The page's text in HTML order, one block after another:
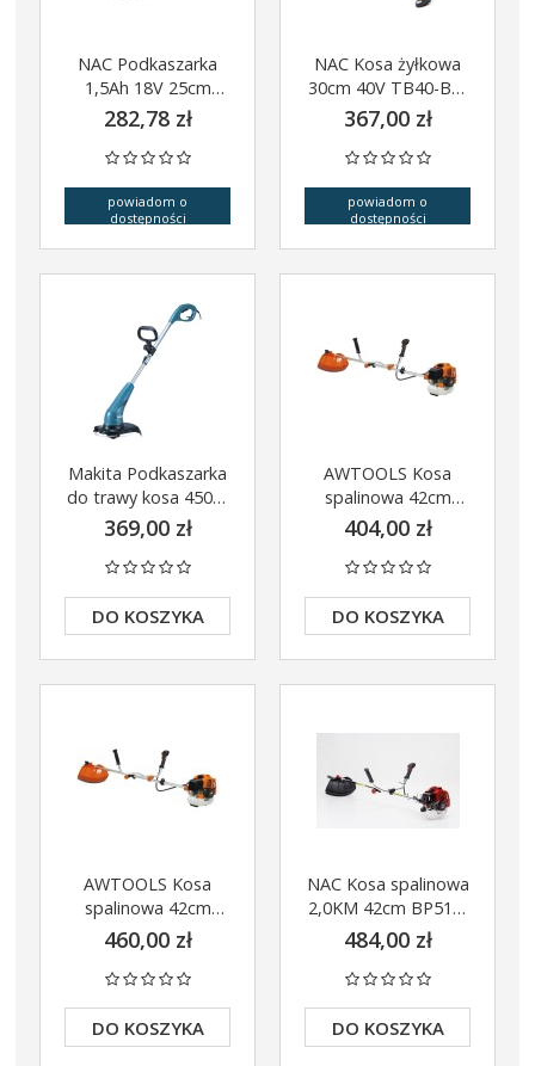
Szlifieka kątowa 125mm
TSTAK DCG405NT
DO KOSZYKA
NAC Podkaszarka
1,5Ah 18V 25cm
TB18-B15-S
282,78 zł
powiadom o
dostępności
NAC Kosa żyłkowa
30cm 40V TB40-BL-
NG body
367,00 zł
powiadom o
dostępności
Makita Podkaszarka
do trawy kosa 450W
UR3000
369,00 zł
DO KOSZYKA
AWTOOLS Kosa
spalinowa 42cm
2Km BC415
AW70001
404,00 zł
DO KOSZYKA
AWTOOLS Kosa
spalinowa 42cm
3KM BC520
AW70002
460,00 zł
DO KOSZYKA
NAC Kosa spalinowa
2,0KM 42cm BP517-
20B-V
484,00 zł
DO KOSZYKA